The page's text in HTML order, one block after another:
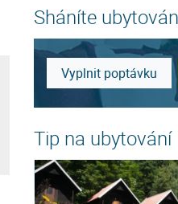
Sháníte
Vyplnit poptávku
Tip na ubytování